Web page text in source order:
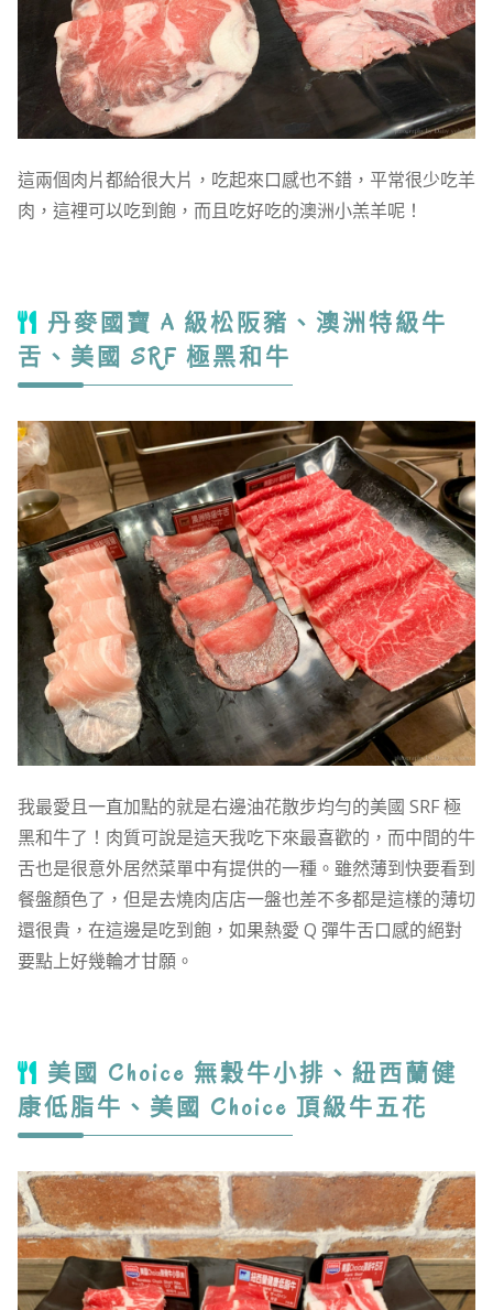
這兩個肉片都給很大片，吃起來口感也不錯，平常很少吃羊
肉，這裡可以吃到飽，而且吃好吃的澳洲小羔羊呢！
丹麥國寶 A 級松阪豬、澳洲特級牛
舌、美國 SRF 極黑和牛
我最愛且一直加點的就是右邊油花散步均勻的美國 SRF 極
黑和牛了！肉質可說是這天我吃下來最喜歡的，而中間的牛
舌也是很意外居然菜單中有提供的一種。雖然薄到快要看到
餐盤顏色了，但是去燒肉店店一盤也差不多都是這樣的薄切
還很貴，在這邊是吃到飽，如果熱愛 Q 彈牛舌口感的絕對
要點上好幾輪才甘願。
美國 Choice 無穀牛小排、紐西蘭健
康低脂牛、美國 Choice 頂級牛五花